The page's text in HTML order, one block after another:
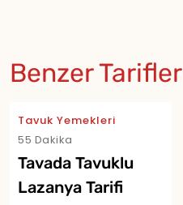
Benzer Tarifler
Tavuk Yemekleri
55 Dakika
Tavada Tavuklu
Lazanya Tarifi